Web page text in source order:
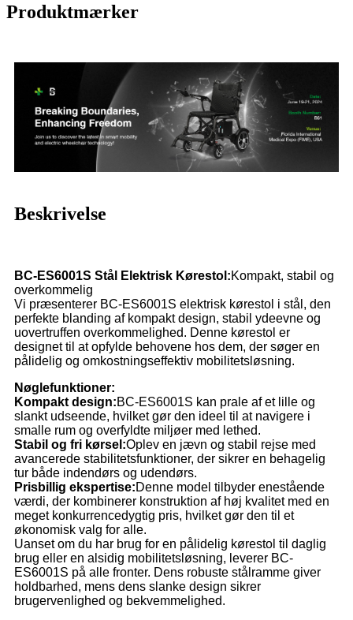
Produktmærker
Beskrivelse
BC-ES6001S Stål Elektrisk Kørestol:Kompakt, stabil og
overkommelig
Vi præsenterer BC-ES6001S elektrisk kørestol i stål, den
perfekte blanding af kompakt design, stabil ydeevne og
uovertruffen overkommelighed. Denne kørestol er
designet til at opfylde behovene hos dem, der søger en
pålidelig og omkostningseffektiv mobilitetsløsning.
Nøglefunktioner:
Kompakt design:BC-ES6001S kan prale af et lille og
slankt udseende, hvilket gør den ideel til at navigere i
smalle rum og overfyldte miljøer med lethed.
Stabil og fri kørsel:Oplev en jævn og stabil rejse med
avancerede stabilitetsfunktioner, der sikrer en behagelig
tur både indendørs og udendørs.
Prisbillig ekspertise:Denne model tilbyder enestående
værdi, der kombinerer konstruktion af høj kvalitet med en
meget konkurrencedygtig pris, hvilket gør den til et
økonomisk valg for alle.
Uanset om du har brug for en pålidelig kørestol til daglig
brug eller en alsidig mobilitetsløsning, leverer BC-
ES6001S på alle fronter. Dens robuste stålramme giver
holdbarhed, mens dens slanke design sikrer
brugervenlighed og bekvemmelighed.